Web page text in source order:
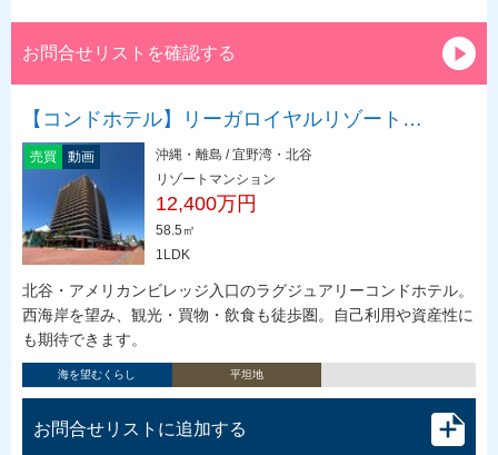
お問合せリストを確認する
【コンドホテル】リーガロイヤルリゾート…
売買 動画
沖縄・離島 / 宜野湾・北谷
リゾートマンション
12,400万円
58.5㎡
1LDK
北谷・アメリカンビレッジ入口のラグジュアリーコンドホテル。
西海岸を望み、観光・買物・飲食も徒歩圏。自己利用や資産性に
も期待できます。
海を望むくらし 平坦地
お問合せリストに追加する